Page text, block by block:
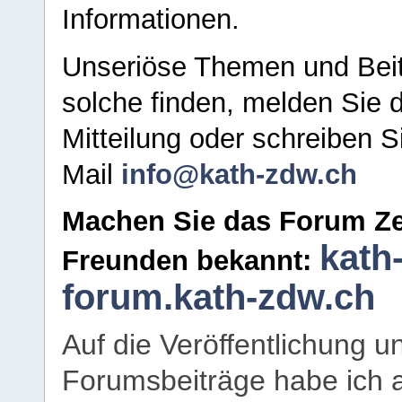
Informationen.
Unseriöse Themen und
solche finden, melden Sie
Mitteilung oder schreiben
Mail info@kath-zdw.ch
Machen Sie das Forum
Freunden bekannt:
forum.kath-zdw.ch
Auf die Veröffentlichung
Forumsbeiträge habe ich